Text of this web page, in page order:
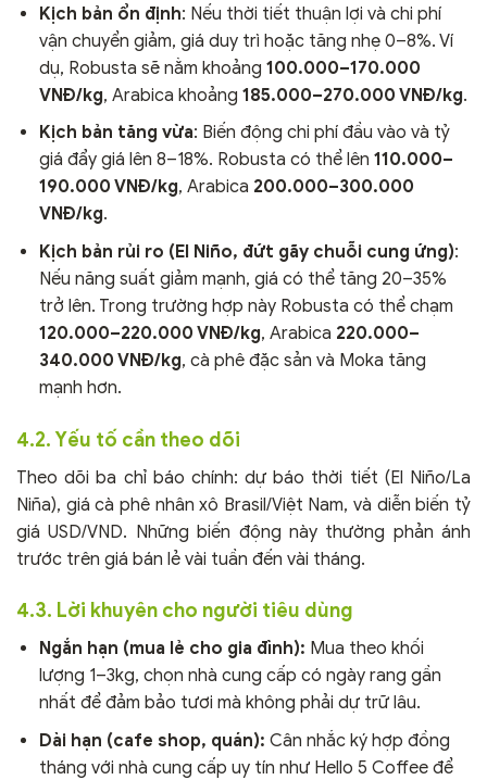
Kịch bản ổn định: Nếu thời tiết thuận lợi và chi phí
vận chuyển giảm, giá duy trì hoặc tăng nhẹ 0–8%. Ví
dụ, Robusta sẽ nằm khoảng 100.000–170.000
VNĐ/kg, Arabica khoảng 185.000–270.000 VNĐ/kg.
Kịch bản tăng vừa: Biến động chi phí đầu vào và tỷ
giá đẩy giá lên 8–18%. Robusta có thể lên 110.000–
190.000 VNĐ/kg, Arabica 200.000–300.000
VNĐ/kg.
Kịch bản rủi ro (El Niño, đứt gãy chuỗi cung ứng):
Nếu năng suất giảm mạnh, giá có thể tăng 20–35%
trở lên. Trong trường hợp này Robusta có thể chạm
120.000–220.000 VNĐ/kg, Arabica 220.000–
340.000 VNĐ/kg, cà phê đặc sản và Moka tăng
mạnh hơn.
4.2. Yếu tố cần theo dõi
Theo dõi ba chỉ báo chính: dự báo thời tiết (El Niño/La
Niña), giá cà phê nhân xô Brasil/Việt Nam, và diễn biến tỷ
giá USD/VND. Những biến động này thường phản ánh
trước trên giá bán lẻ vài tuần đến vài tháng.
4.3. Lời khuyên cho người tiêu dùng
Ngắn hạn (mua lẻ cho gia đình): Mua theo khối
lượng 1–3kg, chọn nhà cung cấp có ngày rang gần
nhất để đảm bảo tươi mà không phải dự trữ lâu.
Dài hạn (cafe shop, quán): Cân nhắc ký hợp đồng
tháng với nhà cung cấp uy tín như Hello 5 Coffee để